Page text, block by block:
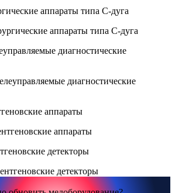
аппараты типа C-дуга
диагностические
аппараты
детекторы